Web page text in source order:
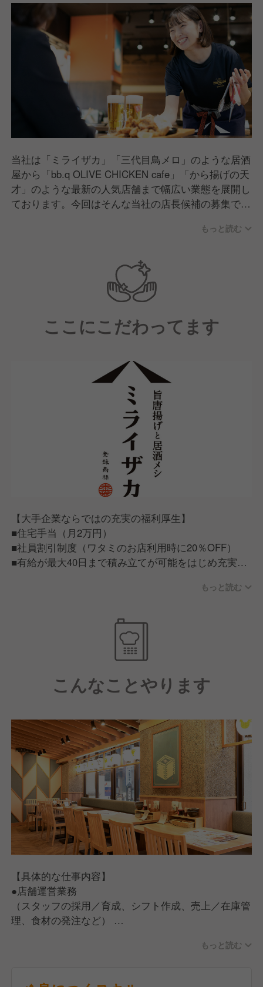
当社は「ミライザカ」「三代目鳥メロ」のような居酒
屋から「bb.q OLIVE CHICKEN cafe」「から揚げの天
才」のような最新の人気店舗まで幅広い業態を展開し
ております。今回はそんな当社の店長候補の募集で
中途入社者向けの研修（店舗技術の基礎知識、社内制
度、理念を学ぶ）を受講頂きます。
キッチン業務やホール業務、運営業務を学んでいただ
きながら、店長としての一連の業務を学んでいただき
【その後は】約1年～3年の間に店長に昇進し、店舗の
運営を行っていただきます。
実は多様なキャリアパスがあります。（例）本部の管
理部門やマーケティング・店舗開発等
もっと読む
ここにこだわってます
【大手企業ならではの充実の福利厚生】
■住宅手当（月2万円）
■社員割引制度（ワタミのお店利用時に20％OFF）
■有給が最大40日まで積み立てが可能をはじめ充実の
■ワタミで働く従業員は「人が良い」。仕事だけでは
ない一生ものの仲間が見つかる。■ワタミチャレンジ
アワード/仲間と夢を語る会等従業員のキャリア実現
に力を入れた制度もあり、この会社にいれば成長でき
そうと思える環境づくりに力を入れています。
もっと読む
こんなことやります
【具体的な仕事内容】
●店舗運営業務
（スタッフの採用／育成、シフト作成、売上／在庫管
理、食材の発注など）
（お客さま対応、ご案内、オーダー受付、料理、ドリ
【入社後の流れ】
もっと読む